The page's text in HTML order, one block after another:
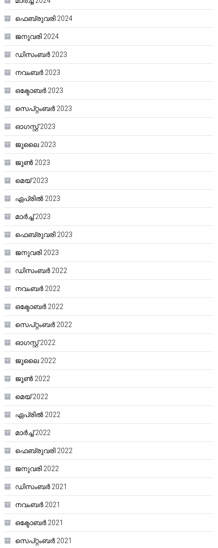
ഫെബ്രുവരി 2024
ജനുവരി 2024
ഡിസംബർ 2023
നവംബർ 2023
ഒക്ടോബർ 2023
സെപ്റ്റംബർ 2023
ഓഗസ്റ്റ്‌ 2023
ജൂലൈ 2023
ജൂൺ 2023
മെയ്‌ 2023
ഏപ്രിൽ 2023
മാർച്ച്‌ 2023
ഫെബ്രുവരി 2023
ജനുവരി 2023
ഡിസംബർ 2022
നവംബർ 2022
ഒക്ടോബർ 2022
സെപ്റ്റംബർ 2022
ഓഗസ്റ്റ്‌ 2022
ജൂലൈ 2022
ജൂൺ 2022
മെയ്‌ 2022
ഏപ്രിൽ 2022
മാർച്ച്‌ 2022
ഫെബ്രുവരി 2022
ജനുവരി 2022
ഡിസംബർ 2021
നവംബർ 2021
ഒക്ടോബർ 2021
സെപ്റ്റംബർ 2021